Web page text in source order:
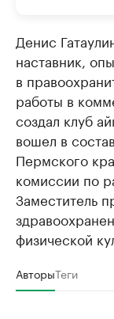
Денис
наставник,
в
работы в
создал клуб
вошел в
Пермского
комиссии по
Заместитель
физической
АвторыТеги